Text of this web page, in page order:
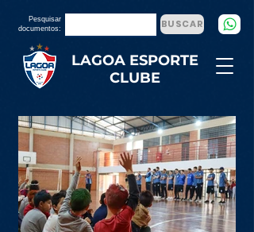
LAGOA ESPORTE
CLUBE
Pesquisar
documentos:
BUSCAR